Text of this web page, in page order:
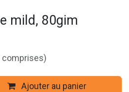
mild, 80gim
comprises)
Ajouter au panier